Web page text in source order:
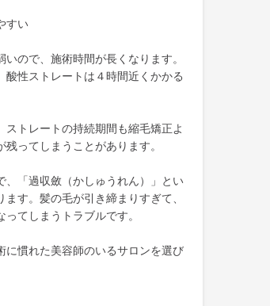
すい
ので、施術時間が長くなります。
性ストレートは４時間近くかかる
トレートの持続期間も縮毛矯正よ
ってしまうことがあります。
、「過収斂（かしゅうれん）」とい
す。髪の毛が引き締まりすぎて、
てしまうトラブルです。
に慣れた美容師のいるサロンを選び